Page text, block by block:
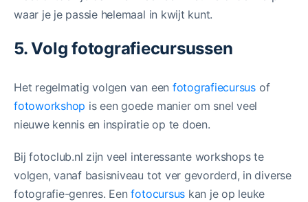
waar je je passie helemaal in kwijt kunt.
5. Volg fotografiecursussen
Het regelmatig volgen van een fotografiecursusof
fotoworkshop is een goede manier om snel veel
nieuwe kennis en inspiratie op te doen.
Bij fotoclub.nl zijn veel interessante workshops te
volgen, vanaf basisniveau tot ver gevorderd, in diverse
fotografie-genres. Eenfotocursus kan je op leuke